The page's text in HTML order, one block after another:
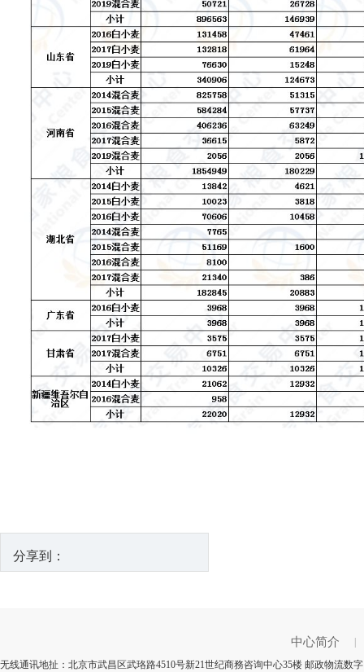
分享到：
中心简介
无线通讯地扯：北京市武昌区武珞路4510号新21世纪商務咨询中心35楼 邮政物流数